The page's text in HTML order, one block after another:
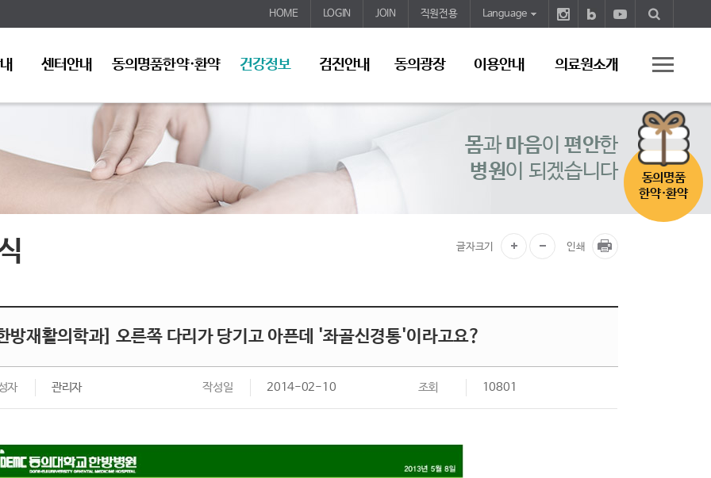
HOME LOGIN JOIN 직원전용 Language
센터안내 동의명품한약·환약 건강정보 검진안내 동의광장 이용안내 의료원소개
동의명품
한약·환약
몸과 마음이 편안한
병원이 되겠습니다
글자크기 인쇄
방재활의학과] 오른쪽 다리가 당기고 아픈데 '좌골신경통'이라고요?
자 관리자 작성일 2014-02-10 조회 10801